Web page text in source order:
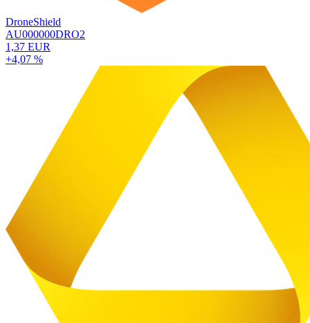
DroneShield
AU000000DRO2
1,37 EUR
+4,07 %